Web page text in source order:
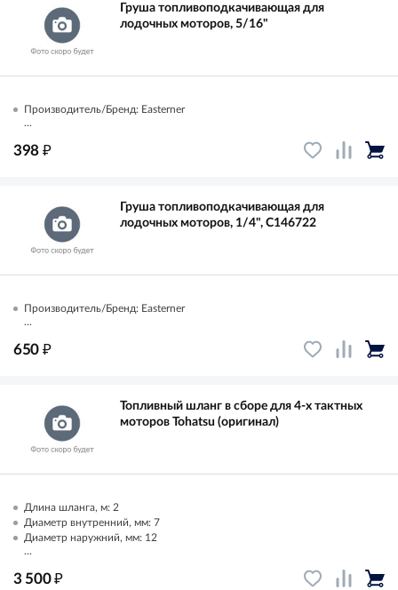
Груша топливоподкачивающая для
лодочных моторов, 5/16"
Производитель/Бренд: Easterner
...
398 ₽
Груша топливоподкачивающая для
лодочных моторов, 1/4", C146722
Производитель/Бренд: Easterner
...
650 ₽
Топливный шланг в сборе для 4-х тактных
моторов Tohatsu (оригинал)
Длина шланга, м: 2
Диаметр внутренний, мм: 7
Диаметр наружний, мм: 12
...
3 500₽